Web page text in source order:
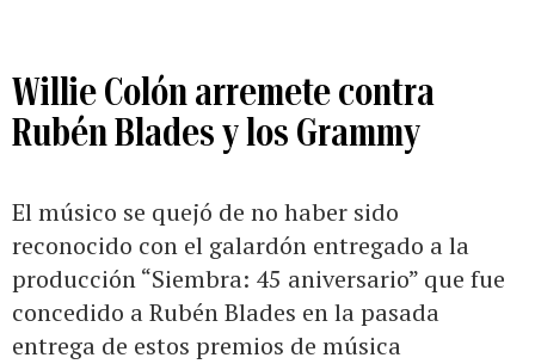
Willie Colón arremete contra
Rubén Blades y los Grammy
El músico se quejó de no haber sido
reconocido con el galardón entregado a la
producción “Siembra: 45 aniversario” que fue
concedido a Rubén Blades en la pasada
entrega de estos premios de música